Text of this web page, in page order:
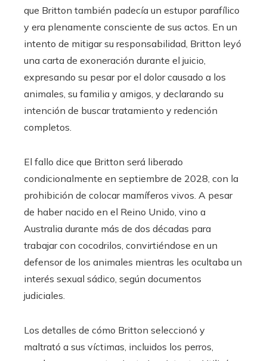
que Britton también padecía un estupor parafílico
y era plenamente consciente de sus actos. En un
intento de mitigar su responsabilidad, Britton leyó
una carta de exoneración durante el juicio,
expresando su pesar por el dolor causado a los
animales, su familia y amigos, y declarando su
intención de buscar tratamiento y redención
completos.
El fallo dice que Britton será liberado
condicionalmente en septiembre de 2028, con la
prohibición de colocar mamíferos vivos. A pesar
de haber nacido en el Reino Unido, vino a
Australia durante más de dos décadas para
trabajar con cocodrilos, convirtiéndose en un
defensor de los animales mientras les ocultaba un
interés sexual sádico, según documentos
judiciales.
Los detalles de cómo Britton seleccionó y
maltrató a sus víctimas, incluidos los perros,